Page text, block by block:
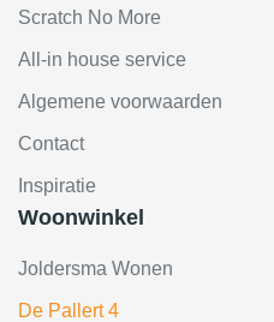
Scratch No More
All-in house service
Algemene voorwaarden
Contact
Inspiratie
Woonwinkel
Joldersma Wonen
De Pallert 4